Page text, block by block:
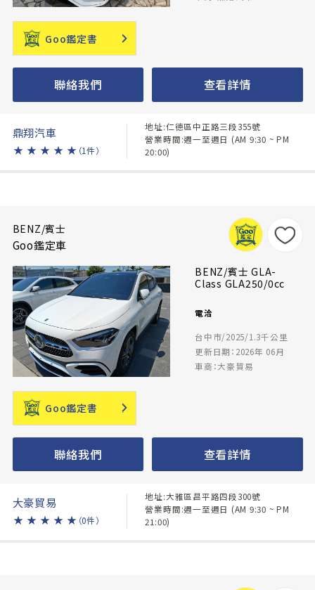
Goo鑑定書
聯絡我們 查看詳情
鼎翔汽車
★ ★ ★ ★ ★ （1件）
地址:仁德區中正路三段355號
營業時間:週一至週日 (AM 9:30 ~ PM
20:00)
BENZ/賓士
Goo鑑定車
BENZ/賓士 GLA-
Class GLA250/0cc
電洽
台中市/2025/1.3千公里
更新日期：2026年 06月
車商：大豪貿易
Goo鑑定書
聯絡我們 查看詳情
大豪貿易
★ ★ ★ ★ ★ （0件）
地址:大雅區昌平路四段300號
營業時間:週一至週日 (AM 9:30 ~ PM
21:00)